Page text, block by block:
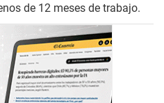
de 12 meses de trabajo.